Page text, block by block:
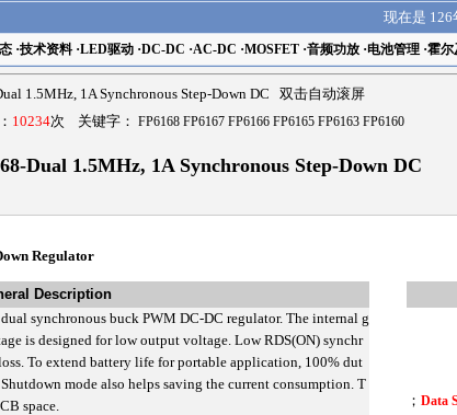
现在是 126
·技术资料·LED驱动·DC-DC ·AC-DC ·MOSFET·音频功放·电池管理·霍尔
1.5MHz, 1A Synchronous Step-Down DC 双击自动滚屏
10234次 关键字： FP6168 FP6167 FP6166 FP6165 FP6163 FP6160
Dual 1.5MHz, 1A Synchronous Step-Down DC
Regulator
Description
synchronous buck PWM DC-DC regulator. The internal g
is designed for low output voltage. Low RDS(ON) synchr
To extend battery life for portable application, 100% dut
mode also helps saving the current consumption. T
space.
； Data